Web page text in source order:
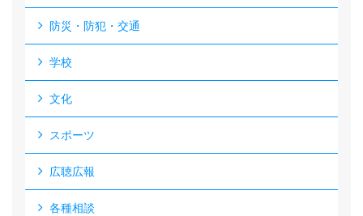
防災・防犯・交通
学校
文化
スポーツ
広聴広報
各種相談